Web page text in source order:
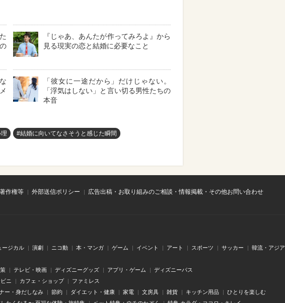
『じゃあ、あんたが作ってみろよ』から
見る現実の恋と結婚に必要なこと
「彼女に一途だから」だけじゃない。
「浮気はしない」と言い切る男性たちの
本音
#結婚に向いてなさそうと感じた瞬間
作権等 外部送信ポリシー
広告出稿・お取り組みのご相談・情報掲載・その他お問い合わせ
ージカル 演劇 ニコ動 本・マンガ ゲーム イベント アート スポーツ サッカー 韓流・アジア
テレビ・映画 ディズニーグッズ アプリ・ゲーム ディズニーパス
ニ カフェ・ショップ ファミレス
ー・身だしなみ 節約 ダイエット・健康 家電 文房具 雑貨 キッチン用品 ひとりを楽しむ